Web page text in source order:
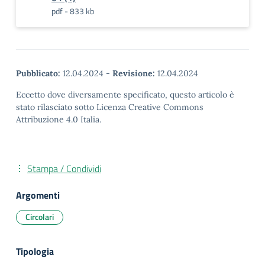
pdf - 833 kb
Pubblicato: 12.04.2024 - Revisione: 12.04.2024
Eccetto dove diversamente specificato, questo articolo è
stato rilasciato sotto Licenza Creative Commons
Attribuzione 4.0 Italia.
Stampa / Condividi
Argomenti
Circolari
Tipologia